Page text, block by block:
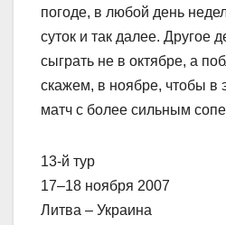
погоде, в любой день
суток и так далее. Другое
сыграть не в октябре, а
скажем, в ноябре, чтобы в
матч с более сильным
13-й тур
17–18 ноября 2007
Литва – Украина